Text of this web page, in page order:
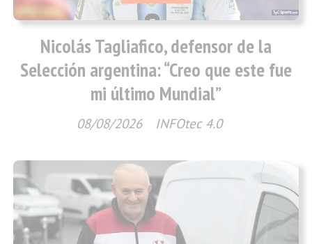
Nicolás Tagliafico, defensor de la
Selección argentina: “Creo que este fue
mi último Mundial”
INFOtec 4.0
08/08/2026